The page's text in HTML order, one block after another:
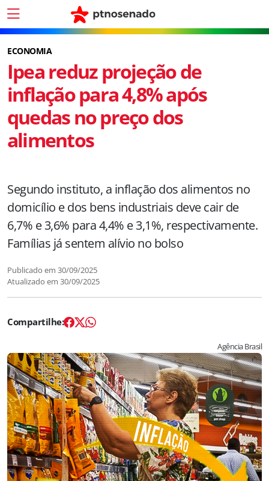
ECONOMIA
Ipea reduz projeção de
inflação para 4,8% após
quedas no preço dos
alimentos
Segundo instituto, a inflação dos alimentos no
domicílio e dos bens industriais deve cair de
6,7% e 3,6% para 4,4% e 3,1%, respectivamente.
Famílias já sentem alívio no bolso
Publicado em 30/09/2025
Atualizado em 30/09/2025
Agência Brasil